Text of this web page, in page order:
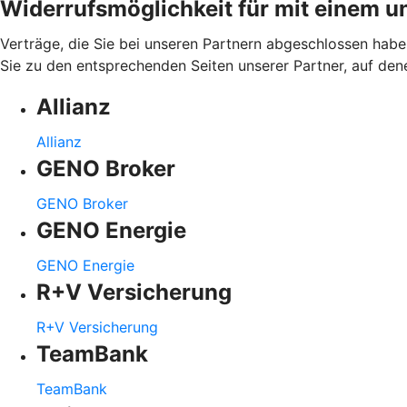
Widerrufsmöglichkeit für mit einem
Verträge, die Sie bei unseren Partnern abgeschlossen
Sie zu den entsprechenden Seiten unserer Partner, auf
Allianz
Allianz
GENO Broker
GENO Broker
GENO Energie
GENO Energie
R+V Versicherung
R+V Versicherung
TeamBank
TeamBank